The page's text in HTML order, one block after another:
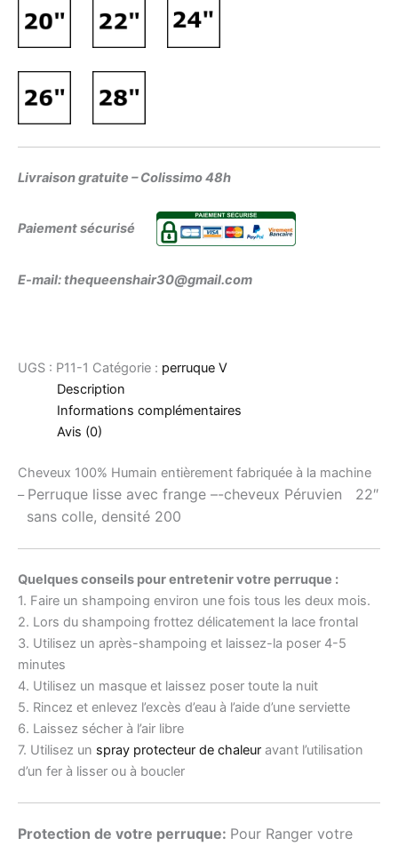
Livraison gratuite – Colissimo 48h
Paiement sécurisé
E-mail: thequeenshair30@gmail.com
UGS : P11-1 Catégorie : perruque V
Description
Informations complémentaires
Avis (0)
Cheveux 100% Humain entièrement fabriquée à la machine
– Perruque lisse avec frange –-cheveux Péruvien 22″
sans colle, densité 200
Quelques conseils pour entretenir votre perruque :
1. Faire un shampoing environ une fois tous les deux mois.
2. Lors du shampoing frottez délicatement la lace frontal
3. Utilisez un après-shampoing et laissez-la poser 4-5
minutes
4. Utilisez un masque et laissez poser toute la nuit
5. Rincez et enlevez l’excès d’eau à l’aide d’une serviette
6. Laissez sécher à l’air libre
7. Utilisez un spray protecteur de chaleur avant l’utilisation
d’un fer à lisser ou à boucler
Protection de votre perruque: Pour Ranger votre